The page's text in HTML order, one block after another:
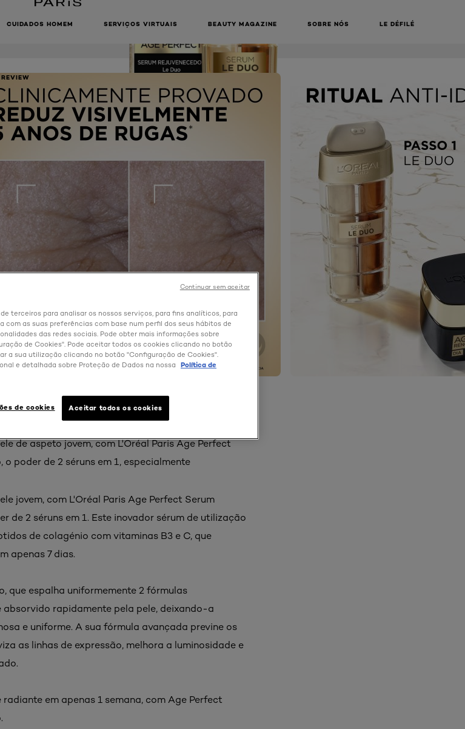
CUIDADOS HOMEM SERVIÇOS VIRTUAIS BEAUTY MAGAZINE SOBRE NÓS LE DÉFILÉ
LE
de aspeto jovem, com L'Oréal Paris Age Perfect
o poder de 2 séruns em 1, especialmente
jovem, com L'Oréal Paris Age Perfect Serum
de 2 séruns em 1. Este inovador sérum de utilização
de colagénio com vitaminas B3 e C, que
apenas 7 dias.
que espalha uniformemente 2 fórmulas
absorvido rapidamente pela pele, deixando-a
e uniforme. A sua fórmula avançada previne os
as linhas de expressão, melhora a luminosidade e
radiante em apenas 1 semana, com Age Perfect
terceiros para analisar os nossos serviços, para fins analíticos, para
com as suas preferências com base num perfil dos seus hábitos de
das redes sociais. Pode obter mais informações sobre
de Cookies". Pode aceitar todos os cookies clicando no botão
a sua utilização clicando no botão "Configuração de Cookies".
e detalhada sobre Proteção de Dados na nossa
Política de
de cookies Aceitar todos os cookies
Continuar sem aceitar